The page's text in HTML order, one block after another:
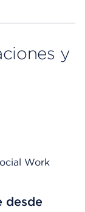
y
Work
desde